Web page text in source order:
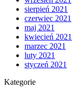
sierpień 2021
czerwiec 2021
maj 2021
kwiecień 2021
marzec 2021
luty 2021
styczeń 2021
Kategorie